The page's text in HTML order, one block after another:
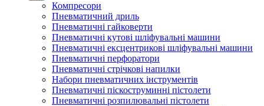
Компресори
Пневматичний дриль
Пневматичні гайковерти
Пневматичні кутові шліфувальні машини
Пневматичні ексцентрикові шліфувальні машини
Пневматичні перфоратори
Пневматичні стрічкові напилки
Набори пневматичних інструментів
Пневматичні піскоструминні пістолети
Пневматичні розпилювальні пістолети